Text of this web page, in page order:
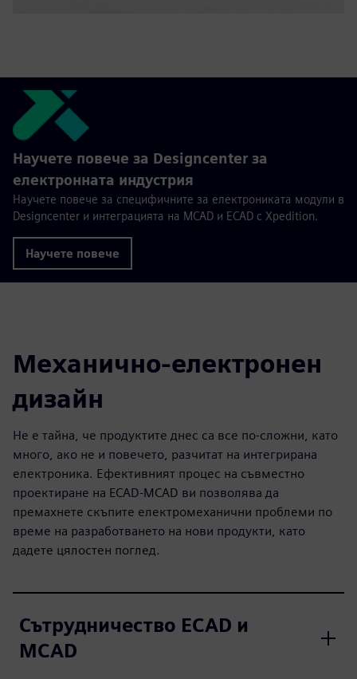
Научете повече за Designcenter за
електронната индустрия
Научете повече за специфичните за електрониката модули в
Designcenter и интеграцията на MCAD и ECAD с Xpedition.
Научете повече
Механично-електронен
дизайн
Не е тайна, че продуктите днес са все по-сложни, като
много, ако не и повечето, разчитат на интегрирана
електроника. Ефективният процес на съвместно
проектиране на ECAD-MCAD ви позволява да
премахнете скъпите електромеханични проблеми по
време на разработването на нови продукти, като
дадете цялостен поглед.
Сътрудничество ECAD и
MCAD